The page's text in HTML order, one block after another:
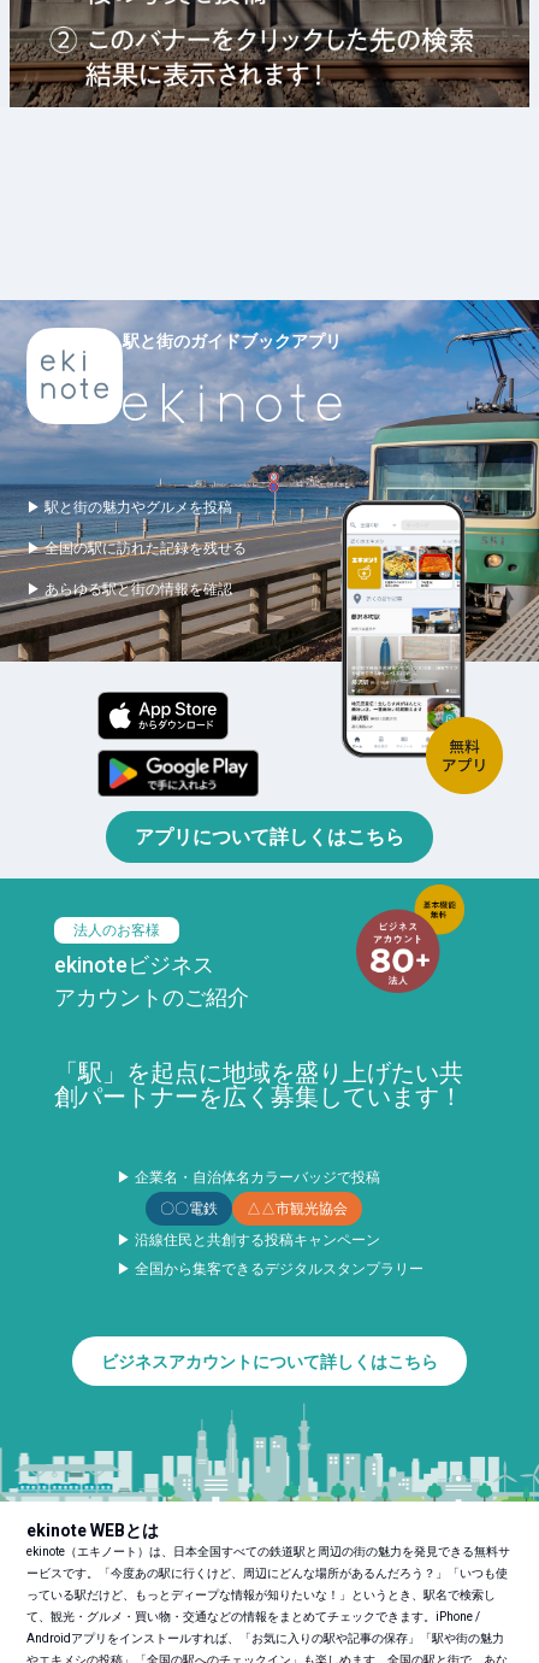
駅と街のガイドブックアプリ
▶ 駅と街の魅力やグルメを投稿
▶ 全国の駅に訪れた記録を残せる
▶ あらゆる駅と街の情報を確認
アプリについて詳しくはこちら
法人のお客様
ekinoteビジネス
アカウントのご紹介
「駅」を起点に地域を盛り上げたい共
創パートナーを広く募集しています！
▶ 企業名・自治体名カラーバッジで投稿
〇〇電鉄
△△市観光協会
▶ 沿線住民と共創する投稿キャンペーン
▶ 全国から集客できるデジタルスタンプラリー
ビジネスアカウントについて詳しくはこちら
ekinote WEBとは
ekinote（エキノート）は、日本全国すべての鉄道駅と周辺の街の魅力を発見できる無料サ
ービスです。「今度あの駅に行くけど、周辺にどんな場所があるんだろう？」「いつも使
っている駅だけど、もっとディープな情報が知りたいな！」というとき、駅名で検索し
て、観光・グルメ・買い物・交通などの情報をまとめてチェックできます。iPhone /
Androidアプリをインストールすれば、「お気に入りの駅や記事の保存」「駅や街の魅力
やエキメシの投稿」「全国の駅へのチェックイン」も楽しめます。全国の駅と街で、あな